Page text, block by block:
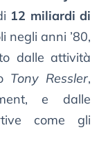
12 miliardi di
negli anni ’80,
dalle attività
Tony Ressler,
e dalle
come gli